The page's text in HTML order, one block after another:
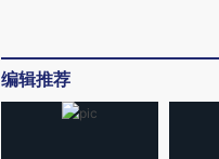
编辑推荐